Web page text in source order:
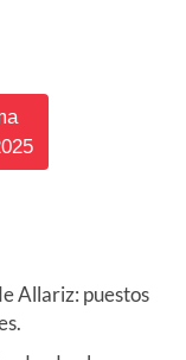
Allariz: puestos